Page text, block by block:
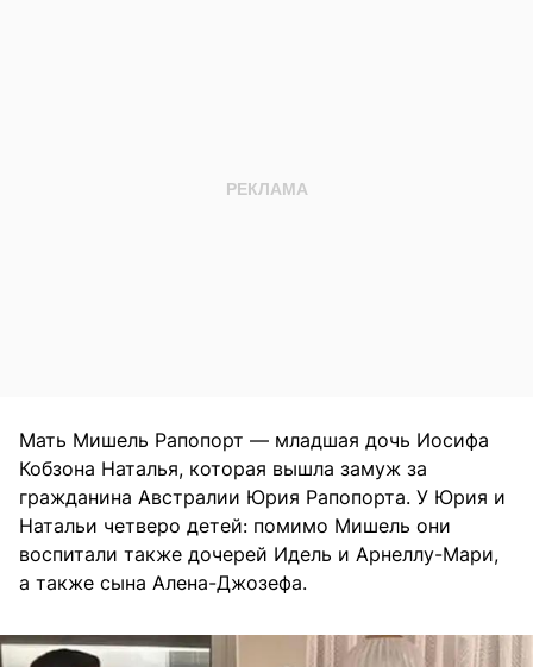
Мать Мишель Рапопорт — младшая дочь Иосифа
Кобзона Наталья, которая вышла замуж за
гражданина Австралии Юрия Рапопорта. У Юрия и
Натальи четверо детей: помимо Мишель они
воспитали также дочерей Идель и Арнеллу-Мари,
а также сына Алена-Джозефа.